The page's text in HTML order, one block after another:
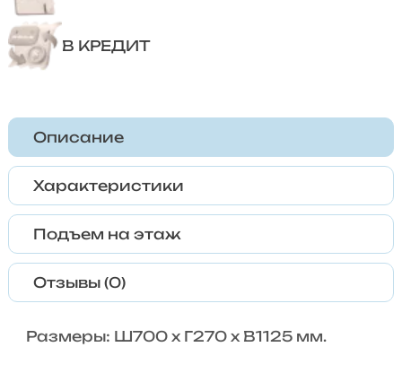
В КРЕДИТ
Описание
Характеристики
Подъем на этаж
Отзывы (0)
Размеры: Ш700 x Г270 x В1125 мм.